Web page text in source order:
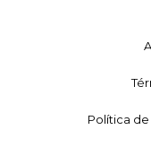
Política